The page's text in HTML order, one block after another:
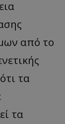
από το
τα
τα